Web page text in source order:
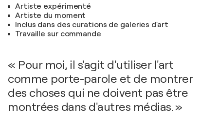
Artiste expérimenté
Artiste du moment
Inclus dans des curations de galeries d'art
Travaille sur commande
« Pour moi, il s'agit d'utiliser l'art
comme porte-parole et de montrer
des choses qui ne doivent pas être
montrées dans d'autres médias. »